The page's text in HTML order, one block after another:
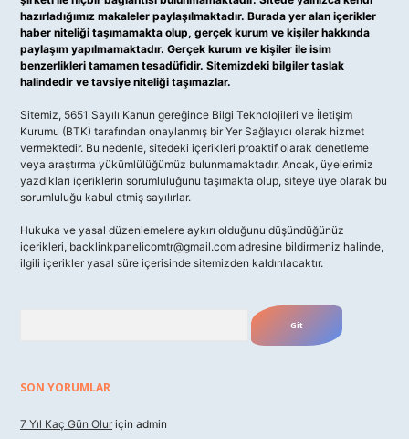
hazırladığımız makaleler paylaşılmaktadır. Burada yer alan içerikler
haber niteliği taşımamakta olup, gerçek kurum ve kişiler hakkında
paylaşım yapılmamaktadır. Gerçek kurum ve kişiler ile isim
benzerlikleri tamamen tesadüfidir. Sitemizdeki bilgiler taslak
halindedir ve tavsiye niteliği taşımazlar.
Sitemiz, 5651 Sayılı Kanun gereğince Bilgi Teknolojileri ve İletişim
Kurumu (BTK) tarafından onaylanmış bir Yer Sağlayıcı olarak hizmet
vermektedir. Bu nedenle, sitedeki içerikleri proaktif olarak denetleme
veya araştırma yükümlülüğümüz bulunmamaktadır. Ancak, üyelerimiz
yazdıkları içeriklerin sorumluluğunu taşımakta olup, siteye üye olarak bu
sorumluluğu kabul etmiş sayılırlar.
Hukuka ve yasal düzenlemelere aykırı olduğunu düşündüğünüz
içerikleri, backlinkpanelicomtr@gmail.com adresine bildirmeniz halinde,
ilgili içerikler yasal süre içerisinde sitemizden kaldırılacaktır.
SON YORUMLAR
7 Yıl Kaç Gün Olur için admin